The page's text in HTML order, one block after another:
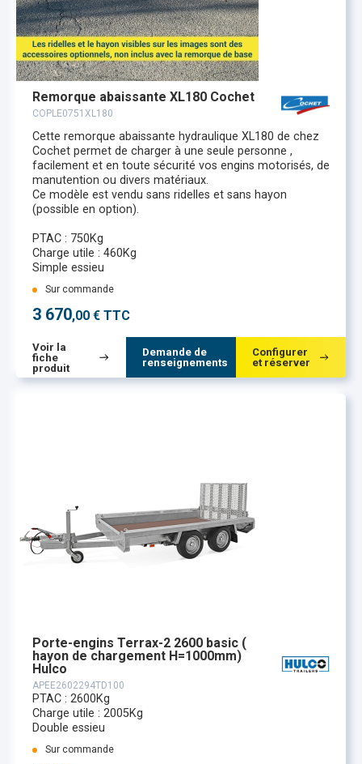
Remorque abaissante XL180 Cochet
COPLE0751XL180
Cette remorque abaissante hydraulique XL180 de chez
Cochet permet de charger à une seule personne ,
facilement et en toute sécurité vos engins motorisés, de
manutention ou divers matériaux.
Ce modèle est vendu sans ridelles et sans hayon
(possible en option).
PTAC : 750Kg
Charge utile : 460Kg
Simple essieu
Sur commande
3 670,00 € TTC
Voir la
fiche
produit
Demande de
renseignements
Configurer
et réserver
Porte-engins Terrax-2 2600 basic (
hayon de chargement H=1000mm)
Hulco
APEE2602294TD100
PTAC : 2600Kg
Charge utile : 2005Kg
Double essieu
Sur commande